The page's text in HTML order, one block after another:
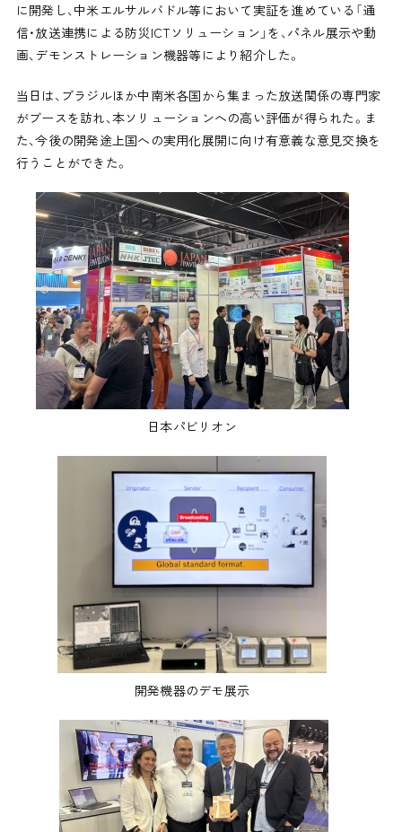
に開発し、中米エルサルバドル等において実証を進めている「通
信・放送連携による防災ICTソリューション」を、パネル展示や動
画、デモンストレーション機器等により紹介した。
当日は、ブラジルほか中南米各国から集まった放送関係の専門家
がブースを訪れ、本ソリューションへの高い評価が得られた。ま
た、今後の開発途上国への実用化展開に向け有意義な意見交換を
行うことができた。
日本パビリオン
開発機器のデモ展示